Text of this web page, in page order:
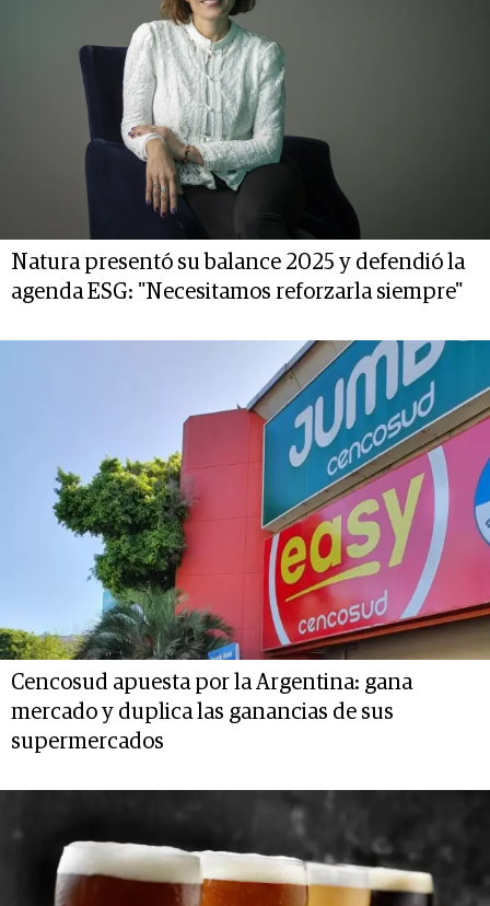
Natura presentó su balance 2025 y defendió la
agenda ESG: "Necesitamos reforzarla siempre"
Cencosud apuesta por la Argentina: gana
mercado y duplica las ganancias de sus
supermercados